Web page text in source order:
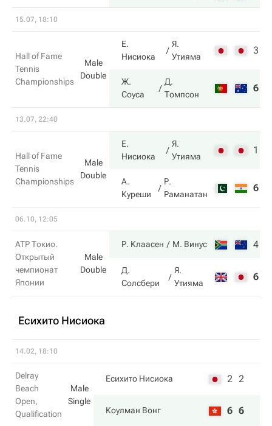
15.07, 18:10
Hall of Fame
Tennis
Championships
Male
Double
Е.
Нисиока
Я.
Утияма
3
Ж.
Соуса
Д.
Томпсон
6
13.07, 22:40
Hall of Fame
Tennis
Championships
Male
Double
Е.
Нисиока
Я.
Утияма
1
А.
Куреши
Р.
Раманатан
6
06.10, 12:05
ATP Токио.
Открытый
чемпионат
Японии
Male
Double
Р. Клаасен М. Винус 4
Д.
Солсбери
Я.
Утияма
6
Есихито Нисиока
14.02, 18:10
Delray
Beach
Open,
Qualification
Male
Single
Есихито Нисиока 2 2
Коулман Вонг 6 6